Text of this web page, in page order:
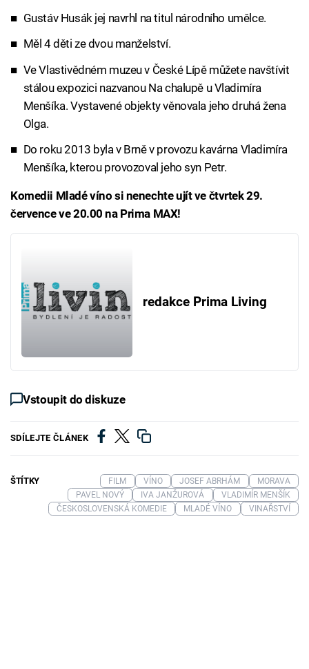
Gustáv Husák jej navrhl na titul národního umělce.
Měl 4 děti ze dvou manželství.
Ve Vlastivědném muzeu v České Lípě můžete navštívit
stálou expozici nazvanou Na chalupě u Vladimíra
Menšíka. Vystavené objekty věnovala jeho druhá žena
Olga.
Do roku 2013 byla v Brně v provozu kavárna Vladimíra
Menšíka, kterou provozoval jeho syn Petr.
Komedii Mladé víno si nenechte ujít ve čtvrtek 29.
července ve 20.00 na Prima MAX!
redakce Prima Living
Vstoupit do diskuze
SDÍLEJTE ČLÁNEK
ŠTÍTKY FILM VÍNO JOSEF ABRHÁM
MORAVA
PAVEL NOVÝ
IVA JANŽUROVÁ
VLADIMÍR MENŠÍK
ČESKOSLOVENSKÁ KOMEDIE
MLADÉ VÍNO VINAŘSTVÍ